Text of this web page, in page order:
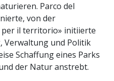
Parco del
von der
il territorio» initiierte
Verwaltung und Politik
Schaffung eines Parks
der Natur anstrebt.